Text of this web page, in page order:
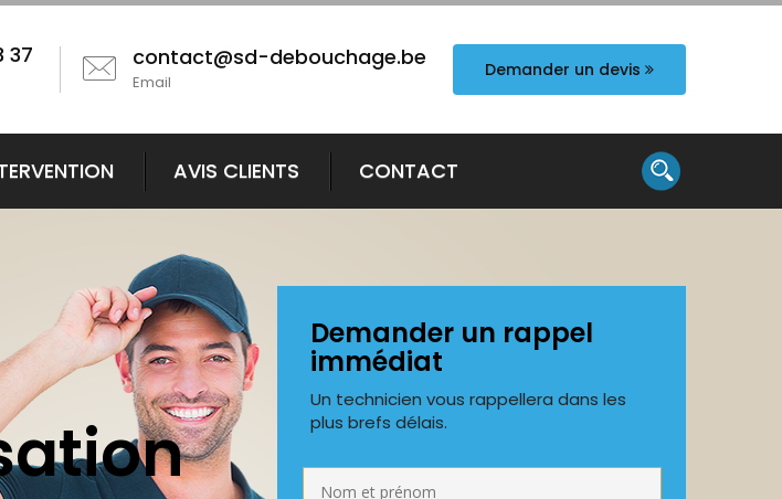
37 contact@sd-debouchage.be
Email
Demander un devis
AVIS CLIENTS CONTACT
Demander un rappel
immédiat
Un technicien vous rappellera dans les
plus brefs délais.